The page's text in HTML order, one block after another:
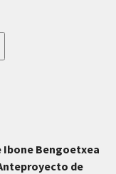
Ibone Bengoetxea
de